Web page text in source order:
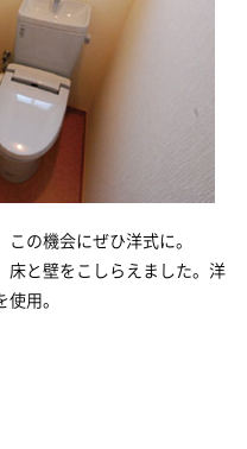
の機会にぜひ洋式に。
床と壁をこしらえました。洋
用。